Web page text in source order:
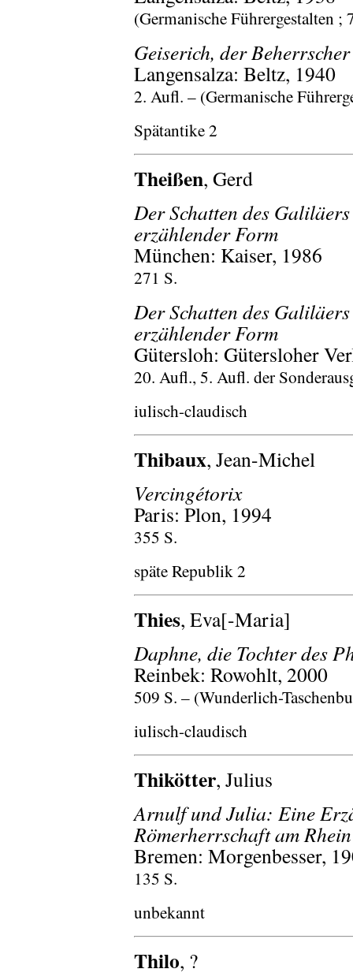
(Germanische Führergestalten ;
Geiserich, der
Langensalza: Beltz, 1940
2. Aufl. – (Germanische
Spätantike 2
Theißen, Gerd
Der Schatten des
erzählender Form
München: Kaiser, 1986
271 S.
Der Schatten des
erzählender Form
Gütersloh: Gütersloher
20. Aufl., 5. Aufl. der
iulisch-claudisch
Thibaux, Jean-Michel
Vercingétorix
Paris: Plon, 1994
355 S.
späte Republik 2
Thies, Eva[-Maria]
Daphne, die Tochter des
Reinbek: Rowohlt, 2000
509 S. – (Wunderlich-
iulisch-claudisch
Thikötter, Julius
Arnulf und Julia: Eine
Römerherrschaft am Rhein
Bremen: Morgenbesser,
135 S.
unbekannt
Thilo, ?